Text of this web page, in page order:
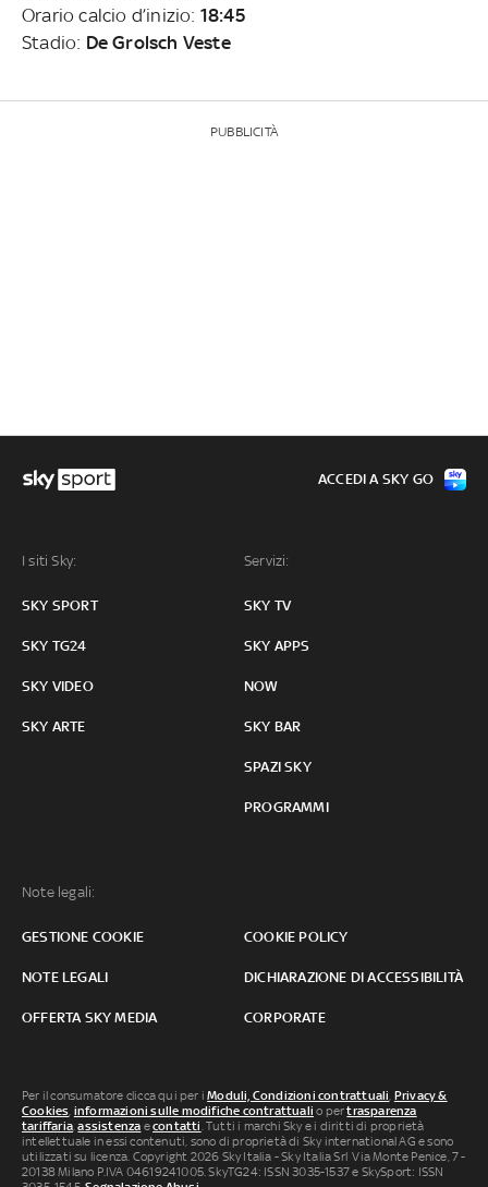
Orario calcio d’inizio: 18:45
Stadio: De Grolsch Veste
PUBBLICITÀ
I siti Sky:
SKY SPORT
SKY TG24
SKY VIDEO
SKY ARTE
Servizi:
SKY TV
SKY APPS
NOW
SKY BAR
SPAZI SKY
PROGRAMMI
Note legali:
GESTIONE COOKIE COOKIE POLICY
NOTE LEGALI DICHIARAZIONE DI ACCESSIBILITÀ
OFFERTA SKY MEDIA CORPORATE
ACCEDI A SKY GO
Per il consumatore clicca qui per iModuli, Condizioni contrattuali Privacy &
Cookies informazioni sulle modifiche contrattuali o pertrasparenza
tariffaria ,assistenza econtatti . Tutti i marchi Sky e i diritti di proprietà
intellettuale in essi contenuti, sono di proprietà di Sky international AG e sono
utilizzati su licenza. Copyright 2026 Sky Italia - Sky Italia Srl Via Monte Penice, 7 -
20138 Milano P.IVA 04619241005. SkyTG24: ISSN 3035-1537 e SkySport: ISSN